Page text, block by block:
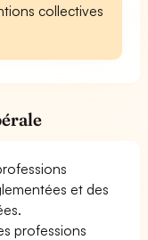
collectives
et des
professions